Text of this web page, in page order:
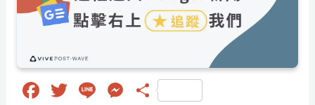
Fa
T
Li
M 分